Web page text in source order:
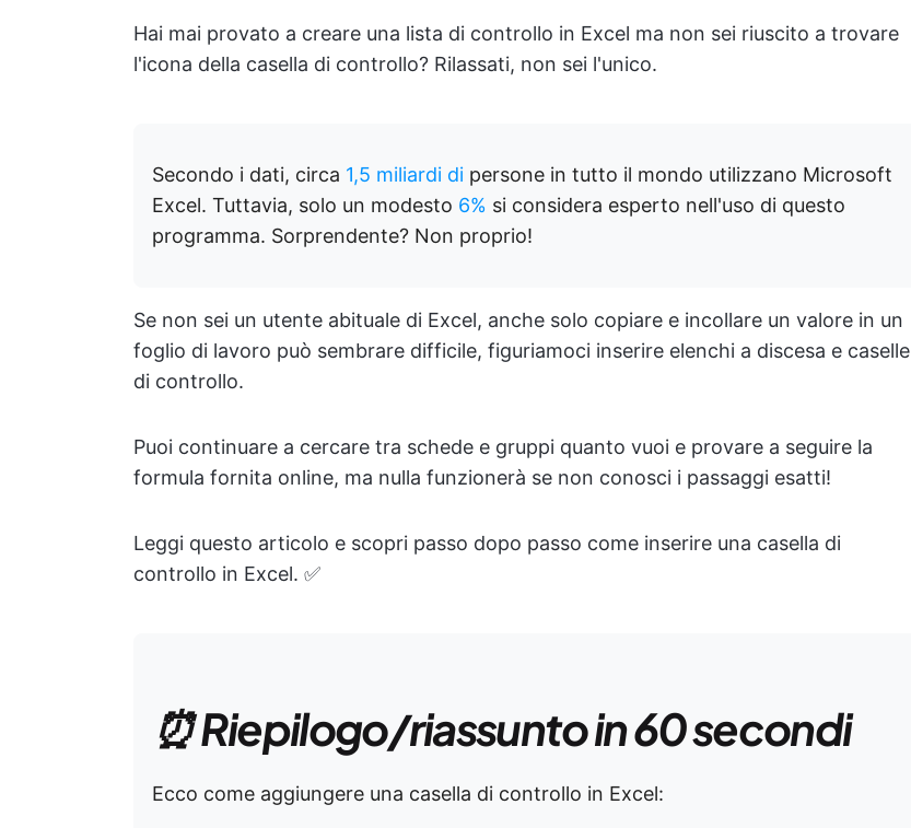
Hai mai provato a creare una lista di controllo in Excel ma non sei riuscito a trovare
l'icona della casella di controllo? Rilassati, non sei l'unico.
Secondo i dati, circa 1,5 miliardi di persone in tutto il mondo utilizzano Microsoft
Excel. Tuttavia, solo un modesto 6% si considera esperto nell'uso di questo
programma. Sorprendente? Non proprio!
Se non sei un utente abituale di Excel, anche solo copiare e incollare un valore in un
foglio di lavoro può sembrare difficile, figuriamoci inserire elenchi a discesa e caselle
di controllo.
Puoi continuare a cercare tra schede e gruppi quanto vuoi e provare a seguire la
formula fornita online, ma nulla funzionerà se non conosci i passaggi esatti!
Leggi questo articolo e scopri passo dopo passo come inserire una casella di
controllo in Excel. ✅
⏰ Riepilogo/riassunto in 60 secondi
Ecco come aggiungere una casella di controllo in Excel: